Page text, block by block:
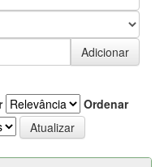
Ordenar